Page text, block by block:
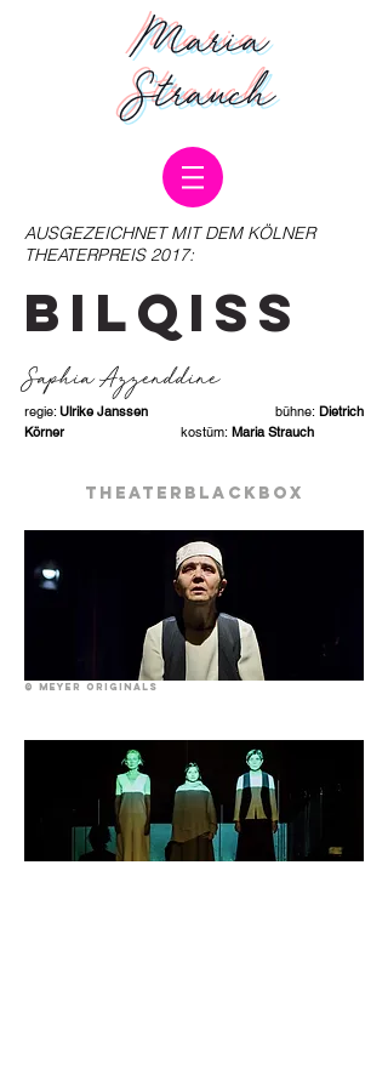
Maria
Strauch
AUSGEZEICHNET MIT DEM KÖLNER
THEATERPREIS 2017:
BILQISS
Saphia Azzenddine
regie:Ulrike Janssen bühne: Dietrich
Körner
kostüm: Maria Strauch
theaterblackbox
© Meyer Originals